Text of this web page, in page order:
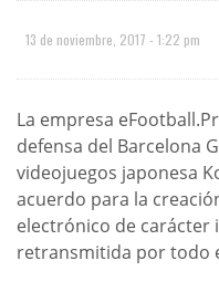
13 de noviembre, 2017 - 1:22 pm
La empresa
defensa del Barcelona
videojuegos japonesa
acuerdo para la
electrónico de carácter
retransmitida por todo